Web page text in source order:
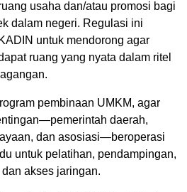
usaha dan/atau promosi bagi
dalam negeri. Regulasi ini
untuk mendorong agar
ruang yang nyata dalam ritel
pembinaan UMKM, agar
daerah,
dan asosiasi—beroperasi
untuk pelatihan, pendampingan,
akses jaringan.